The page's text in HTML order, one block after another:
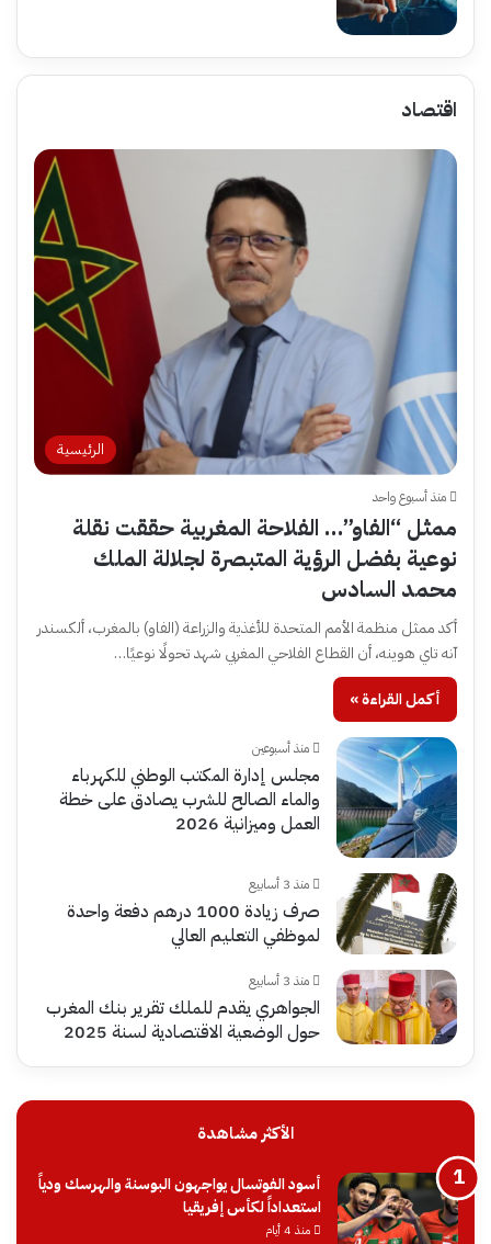
اقتصاد
الرئيسية
منذ أسبوع واحد
ممثل “الفاو”… الفلاحة المغربية حققت نقلة
نوعية بفضل الرؤية المتبصرة لجلالة الملك
محمد السادس
أكد ممثل منظمة الأمم المتحدة للأغذية والزراعة (الفاو) بالمغرب، ألكسندر
آنه تاي هوينه، أن القطاع الفلاحي المغربي شهد تحولًا نوعيًا…
أكمل القراءة »
منذ أسبوعين
مجلس إدارة المكتب الوطني للكهرباء
والماء الصالح للشرب يصادق على خطة
العمل وميزانية 2026
منذ 3 أسابيع
صرف زيادة 1000 درهم دفعة واحدة
لموظفي التعليم العالي
منذ 3 أسابيع
الجواهري يقدم للملك تقرير بنك المغرب
حول الوضعية الاقتصادية لسنة 2025
الأكثر مشاهدة
أسود الفوتسال يواجهون البوسنة والهرسك ودياً
استعداداً لكأس إفريقيا
منذ 4 أيام